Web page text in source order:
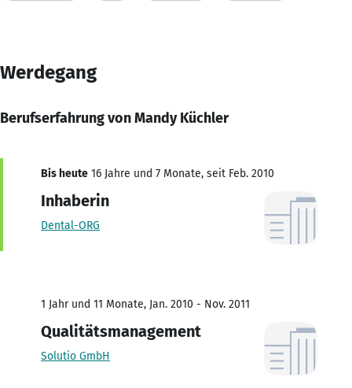
Werdegang
Berufserfahrung von Mandy Küchler
Bis heute 16 Jahre und 7 Monate, seit Feb. 2010
Inhaberin
Dental-ORG
1 Jahr und 11 Monate, Jan. 2010 - Nov. 2011
Qualitätsmanagement
Solutio GmbH